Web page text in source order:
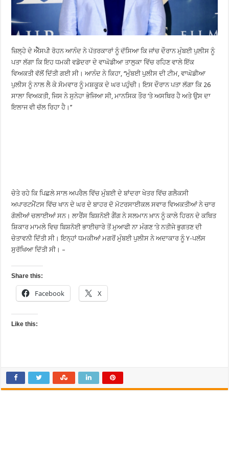
ਜ਼ਿਲ੍ਹੇ ਦੇ ਐੈੱਸਪੀ ਰੋਹਨ ਆਨੰਦ ਨੇ ਪੱਤਰਕਾਰਾਂ ਨੂੰ ਦੱਸਿਆ ਕਿ ਜਾਂਚ ਦੌਰਾਨ ਮੁੰਬਈ ਪੁਲੀਸ ਨੂੰ
ਪਤਾ ਲੱਗਾ ਕਿ ਇਹ ਧਮਕੀ ਵਡੋਦਰਾ ਦੇ ਵਾਘੋਡੀਆ ਤਾਲੁਕਾ ਵਿੱਚ ਰਹਿਣ ਵਾਲੇ ਇੱਕ
ਵਿਅਕਤੀ ਵੱਲੋਂ ਦਿੱਤੀ ਗਈ ਸੀ। ਆਨੰਦ ਨੇ ਕਿਹਾ, ‘‘ਮੁੰਬਈ ਪੁਲੀਸ ਦੀ ਟੀਮ, ਵਾਘੋਡੀਆ
ਪੁਲੀਸ ਨੂੰ ਨਾਲ ਲੈ ਕੇ ਸੋਮਵਾਰ ਨੂੰ ਮਸ਼ਕੂਕ ਦੇ ਘਰ ਪਹੁੰਚੀ। ਇਸ ਦੌਰਾਨ ਪਤਾ ਲੱਗਾ ਕਿ 26
ਸਾਲਾ ਵਿਅਕਤੀ, ਜਿਸ ਨੇ ਸੁਨੇਹਾ ਭੇਜਿਆ ਸੀ, ਮਾਨਸਿਕ ਤੌਰ ’ਤੇ ਅਸਥਿਰ ਹੈ ਅਤੇ ਉਸ ਦਾ
ਇਲਾਜ ਵੀ ਚੱਲ ਰਿਹਾ ਹੈ।’’
ਚੇਤੇ ਰਹੇ ਕਿ ਪਿਛਲੇ ਸਾਲ ਅਪਰੈਲ ਵਿੱਚ ਮੁੰਬਈ ਦੇ ਬਾਂਦਰਾ ਖੇਤਰ ਵਿੱਚ ਗਲੈਕਸੀ
ਅਪਾਰਟਮੈਂਟਸ ਵਿੱਚ ਖਾਨ ਦੇ ਘਰ ਦੇ ਬਾਹਰ ਦੋ ਮੋਟਰਸਾਈਕਲ ਸਵਾਰ ਵਿਅਕਤੀਆਂ ਨੇ ਚਾਰ
ਗੋਲੀਆਂ ਚਲਾਈਆਂ ਸਨ। ਲਾਰੈਂਸ ਬਿਸ਼ਨੋਈ ਗੈਂਗ ਨੇ ਸਲਮਾਨ ਖ਼ਾਨ ਨੂੰ ਕਾਲੇ ਹਿਰਨ ਦੇ ਕਥਿਤ
ਸ਼ਿਕਾਰ ਮਾਮਲੇ ਵਿਚ ਬਿਸ਼ਨੋਈ ਭਾਈਚਾਰੇ ਤੋਂ ਮੁਆਫੀ ਨਾ ਮੰਗਣ ‘ਤੇ ਨਤੀਜੇ ਭੁਗਤਣ ਦੀ
ਚੇਤਾਵਨੀ ਦਿੱਤੀ ਸੀ। ਇਨ੍ਹਾਂ ਧਮਕੀਆਂ ਮਗਰੋਂ ਮੁੰਬਈ ਪੁਲੀਸ ਨੇ ਅਦਾਕਾਰ ਨੂੰ Y-ਪਲੱਸ
ਸੁਰੱਖਿਆ ਦਿੱਤੀ ਸੀ। –
Share this:
Facebook X
Like this: